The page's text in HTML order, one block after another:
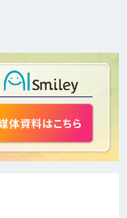
コミュニケーシ
ントDRIVE